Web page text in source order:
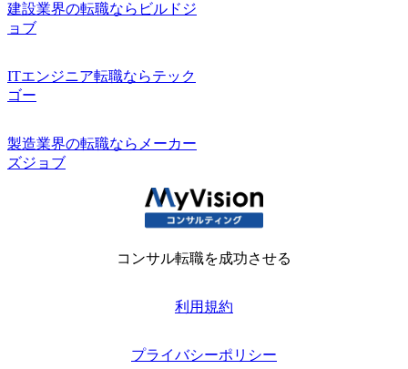
建設業界の転職ならビルドジ
ョブ
ITエンジニア転職ならテック
ゴー
製造業界の転職ならメーカー
ズジョブ
コンサル転職を成功させる
利用規約
プライバシーポリシー